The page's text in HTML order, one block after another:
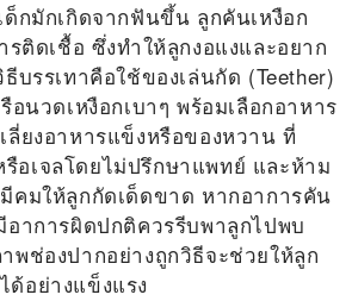
ด็กมักเกิดจากฟันขึ้น ลูกคันเหงือก
รติดเชื้อ ซึ่งทำให้ลูกงอแงและอยาก
บรรเทาคือใช้ของเล่นกัด (Teether)
อนวดเหงือกเบาๆ พร้อมเลือกอาหาร
ลี่ยงอาหารแข็งหรือของหวาน ที่
อเจลโดยไม่ปรึกษาแพทย์ และห้าม
คมให้ลูกกัดเด็ดขาด หากอาการคัน
อาการผิดปกติควรรีบพาลูกไปพบ
พช่องปากอย่างถูกวิธีจะช่วยให้ลูก
อย่างแข็งแรง